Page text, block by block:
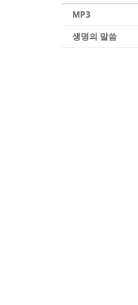
MP3
생명의 말씀